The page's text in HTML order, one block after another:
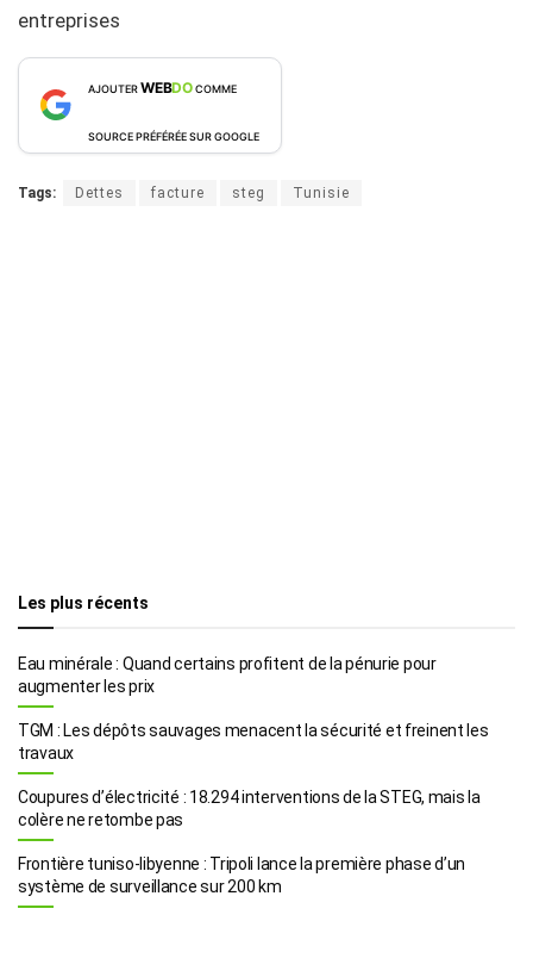
entreprises
AJOUTERWEBDOCOMME
SOURCE PRÉFÉRÉE SUR GOOGLE
Tags: Dettes facture steg Tunisie
Les plus récents
Eau minérale : Quand certains profitent de la pénurie pour
augmenter les prix
TGM : Les dépôts sauvages menacent la sécurité et freinent les
travaux
Coupures d’électricité : 18.294 interventions de la STEG, mais la
colère ne retombe pas
Frontière tuniso-libyenne : Tripoli lance la première phase d’un
système de surveillance sur 200 km